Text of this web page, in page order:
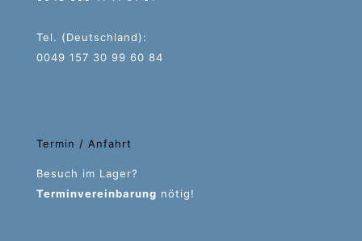
Tel. (Deutschland):
0049 157 30 99 60 84
Termin / Anfahrt
Besuch im Lager?
Terminvereinbarung nötig!